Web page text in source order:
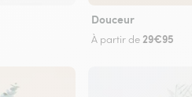
Douceur
À partir de 29€95